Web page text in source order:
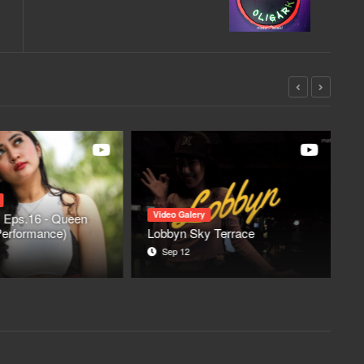
- Queen
Video Galery
Lobbyn Sky Terrace
Sep 12